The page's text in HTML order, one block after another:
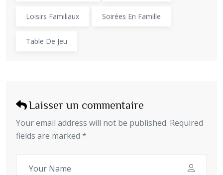
Loisirs Familiaux Soirées En Famille
Table De Jeu
Laisser un commentaire
Your email address will not be published. Required
fields are marked *